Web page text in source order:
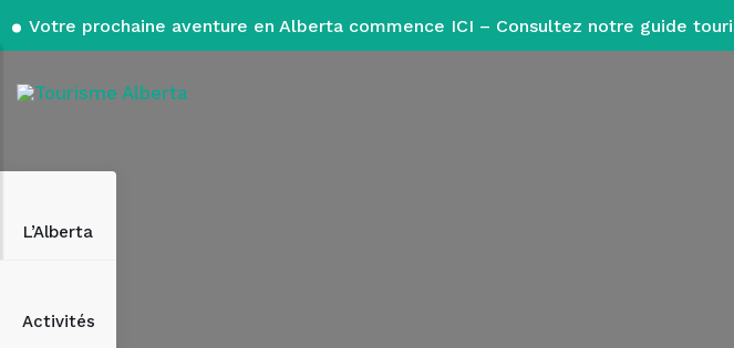
Votre prochaine aventure en Alberta commence ICI – Consultez notre guide
L’Alberta
Activités